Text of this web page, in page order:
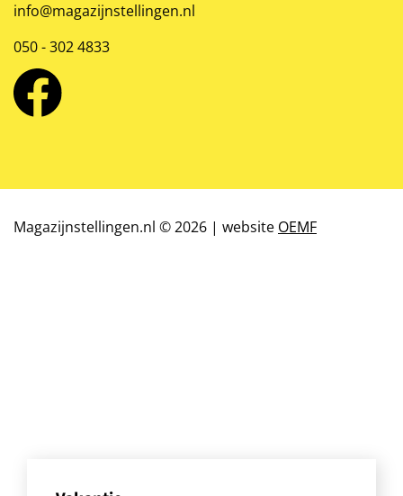
info@magazijnstellingen.nl
050 - 302 4833
Magazijnstellingen.nl © 2026 | website OEMF